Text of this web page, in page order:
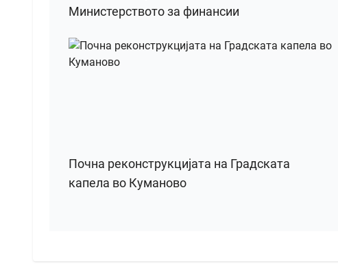
Министерството за финансии
Почна реконструкцијата на Градската
капела во Куманово